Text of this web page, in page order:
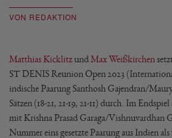
VON REDAKTION
Matthias KicklitzundMax Weißkirchen
ST DENIS Reunion Open 2023
indische Paarung Santhosh Gajendran/
Sätzen (18-21, 21-19, 21-11) durch. Im
mit Krishna Prasad Garaga/Vishnuvardhan
Nummer eins gesetzte Paarung aus Indien